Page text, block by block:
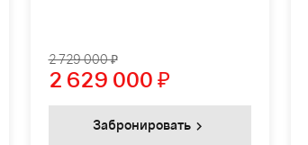
2 729 000 ₽
2 629 000 ₽
Забронировать